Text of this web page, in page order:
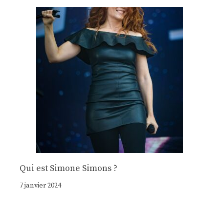
Qui est Simone Simons ?
7 janvier 2024